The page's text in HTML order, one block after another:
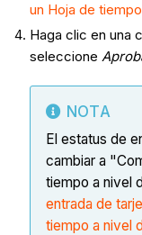
un Hoja de tiempo
Haga clic en una
seleccione
NOTA
El estatus de
cambiar a
tiempo a nivel
entrada de
tiempo a nivel